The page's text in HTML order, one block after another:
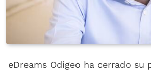
eDreams Odigeo ha cerrado su